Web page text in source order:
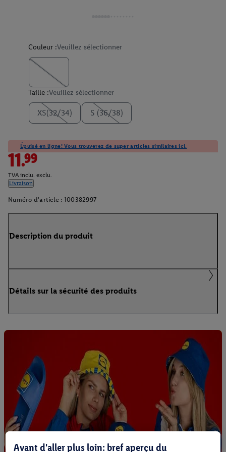
Couleur :Veuillez sélectionner
Taille :Veuillez sélectionner
XS(32/34) S (36/38)
Épuisé en ligne! Vous trouverez de super articles similaires ici.
11.99
TVA inclu. exclu.
Livraison
Numéro d'article : 100382997
Description du produit
Détails sur la sécurité des produits
Avant d'aller plus loin: bref aperçu du